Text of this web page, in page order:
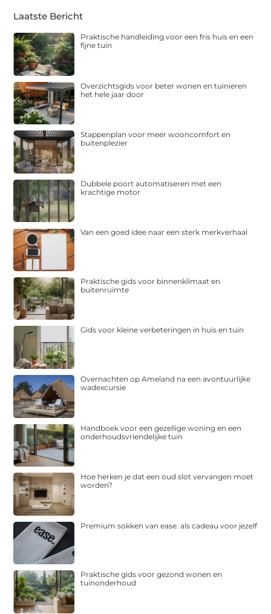
Laatste Bericht
Praktische handleiding voor een fris huis en een
fijne tuin
Overzichtsgids voor beter wonen en tuinieren
het hele jaar door
Stappenplan voor meer wooncomfort en
buitenplezier
Dubbele poort automatiseren met een
krachtige motor
Van een goed idee naar een sterk merkverhaal
Praktische gids voor binnenklimaat en
buitenruimte
Gids voor kleine verbeteringen in huis en tuin
Overnachten op Ameland na een avontuurlijke
wadexcursie
Handboek voor een gezellige woning en een
onderhoudsvriendelijke tuin
Hoe herken je dat een oud slot vervangen moet
worden?
Premium sokken van ease. als cadeau voor jezelf
Praktische gids voor gezond wonen en
tuinonderhoud